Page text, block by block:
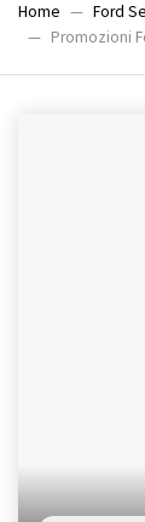
Home Ford
Promozioni